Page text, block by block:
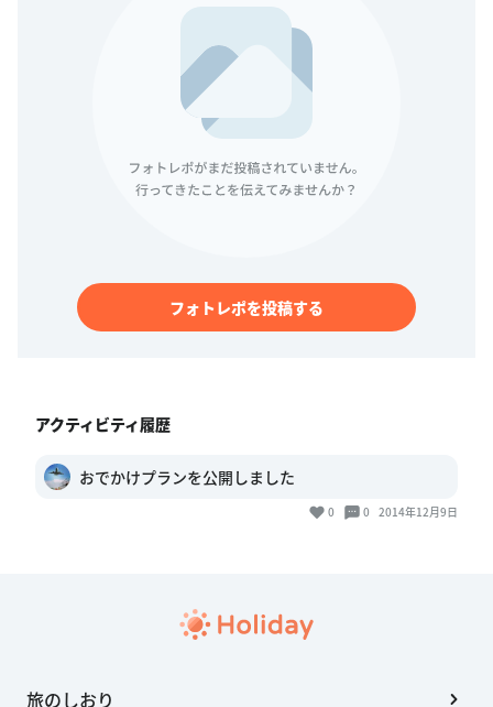
フォトレポを投稿する
アクティビティ履歴
おでかけプランを公開しました
0 0 2014年12月9日
旅のしおり